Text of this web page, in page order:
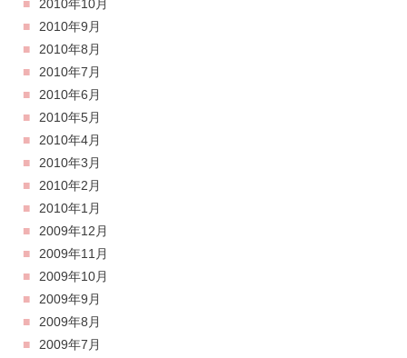
2010年10月
2010年9月
2010年8月
2010年7月
2010年6月
2010年5月
2010年4月
2010年3月
2010年2月
2010年1月
2009年12月
2009年11月
2009年10月
2009年9月
2009年8月
2009年7月